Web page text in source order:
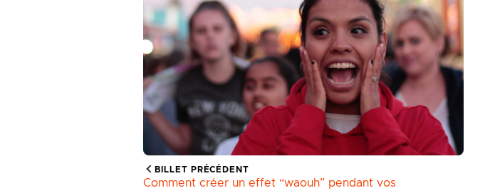
BILLET PRÉCÉDENT
Comment créer un effet “waouh” pendant vos